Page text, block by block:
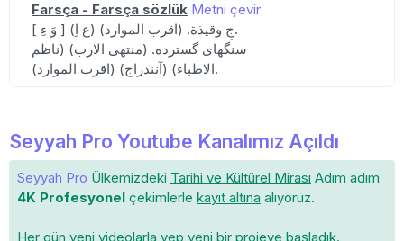
Farsça - Farsça sözlük Metni çevir
[ وَ ءِ ] (ع اِ) جِ وقیذة. (اقرب الموارد).
سنگهای گسترده. (منتهی الارب) (ناظم
الاطباء) (آنندراج) (اقرب الموارد).
Seyyah Pro Youtube Kanalımız Açıldı
Seyyah Pro Ülkemizdeki Tarihi ve Kültürel Mirası Adım adım
4K Profesyonel çekimlerle kayıt altına alıyoruz.
Her gün yeni videolarla yep yeni bir projeye başladık.